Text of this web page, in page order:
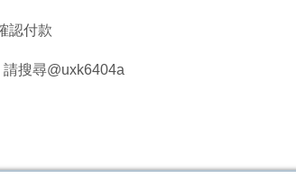
認付款
搜尋@uxk6404a